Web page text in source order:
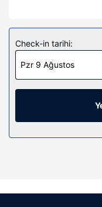
Klimalı bu dairede
mikrodalga fırın ve
Diğer güzellikler
Ücretsiz otopark
Check-in tarihi:
Pzr 9 Ağustos